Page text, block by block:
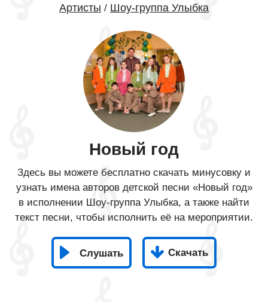
Артисты / Шоу-группа Улыбка
Новый год
Здесь вы можете бесплатно скачать минусовку и
узнать имена авторов детской песни «Новый год»
в исполнении Шоу-группа Улыбка, а также найти
текст песни, чтобы исполнить её на мероприятии.
Слушать Скачать